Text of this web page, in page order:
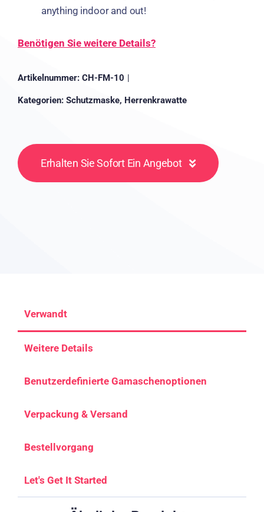
anything indoor and out!
Benötigen Sie weitere Details?
Artikelnummer: CH-FM-10 |
Kategorien: Schutzmaske, Herrenkrawatte
Erhalten Sie Sofort Ein Angebot
Verwandt
Weitere Details
Benutzerdefinierte Gamaschenoptionen
Verpackung & Versand
Bestellvorgang
Let's Get It Started